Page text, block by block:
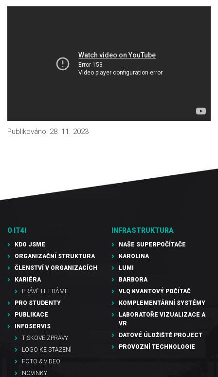
Publikováno: 28. 11. 2023
O IT4I
KDO JSME
ORGANIZAČNÍ STRUKTURA
ČLENSTVÍ V ORGANIZACÍCH
KARIÉRA
PRÁVĚ HLEDÁME
PRO STUDENTY
PUBLIKACE
INFOSERVIS
TISKOVÉ ZPRÁVY
LOGO KE STAŽENÍ
FOTO & VIDEO
NOVINKY
INFRASTRUKTURA
NAŠE SUPERPOČÍTAČE
KAROLINA
LUMI
BARBORA
VLQ KVANTOVÝ POČÍTAČ
KOMPLEMENTÁRNÍ SYSTÉMY
LABORATOŘE VIZUALIZACE A
VR
DATOVÉ ÚLOŽIŠTĚ PROJECT
PROVOZNÍ TECHNOLOGIE